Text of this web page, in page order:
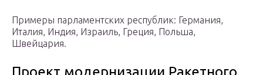
Примеры парламентских республик: Германия,
Италия, Индия, Израиль, Греция, Польша,
Швейцария.